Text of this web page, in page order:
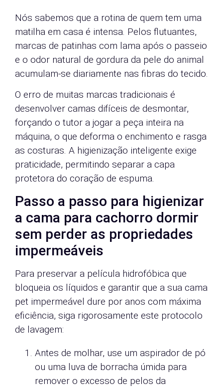
Nós sabemos que a rotina de quem tem uma
matilha em casa é intensa. Pelos flutuantes,
marcas de patinhas com lama após o passeio
e o odor natural de gordura da pele do animal
acumulam-se diariamente nas fibras do tecido.
O erro de muitas marcas tradicionais é
desenvolver camas difíceis de desmontar,
forçando o tutor a jogar a peça inteira na
máquina, o que deforma o enchimento e rasga
as costuras. A higienização inteligente exige
praticidade, permitindo separar a capa
protetora do coração de espuma.
Passo a passo para higienizar
a cama para cachorro dormir
sem perder as propriedades
impermeáveis
Para preservar a película hidrofóbica que
bloqueia os líquidos e garantir que a sua cama
pet impermeável dure por anos com máxima
eficiência, siga rigorosamente este protocolo
de lavagem:
Antes de molhar, use um aspirador de pó
ou uma luva de borracha úmida para
remover o excesso de pelos da